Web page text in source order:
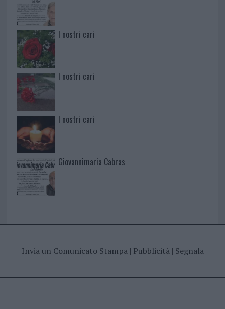
I nostri cari
I nostri cari
I nostri cari
Giovannimaria Cabras
Invia un Comunicato Stampa| Pubblicità| Segnala